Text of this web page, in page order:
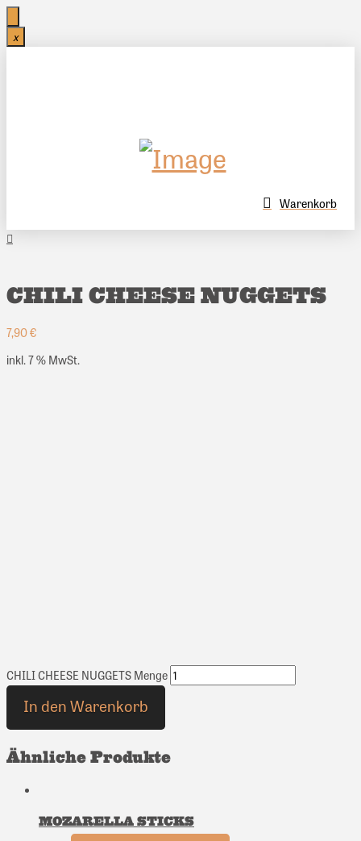
x
Warenkorb
CHILI CHEESE NUGGETS
7,90€
inkl. 7 % MwSt.
CHILI CHEESE NUGGETS Menge
In den Warenkorb
Ähnliche Produkte
MOZARELLA STICKS